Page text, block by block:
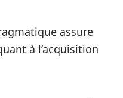
assure
à l’acquisition